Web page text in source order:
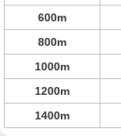
600m
800m
1000m
1200m
1400m